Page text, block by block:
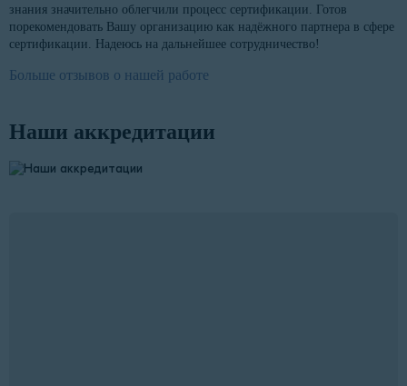
знания значительно облегчили процесс сертификации. Готов
порекомендовать Вашу организацию как надёжного партнера в сфере
сертификации. Надеюсь на дальнейшее сотрудничество!
Больше отзывов о нашей работе
Наши аккредитации